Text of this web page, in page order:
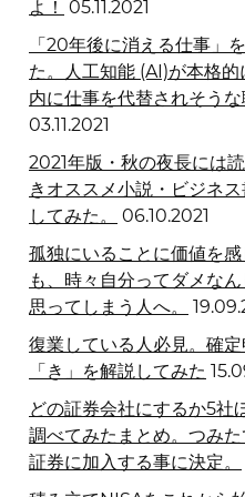
よ！ 05.11.2021
「20年後に消える仕事」
た。人工知能 (AI)が本格
内に仕事を代替されそう
03.11.2021
2021年版・秋の夜長には
きオススメ小説・ビジネ
してみた。
06.10.2021
孤独にいることに価値を
も、時々自分ってダメな
思ってしまう人へ。
復業している人必見。確
「き」を解説してみた
どの証券会社にするか5社
調べてみたまとめ。つみ
証券に加入する事に決定。